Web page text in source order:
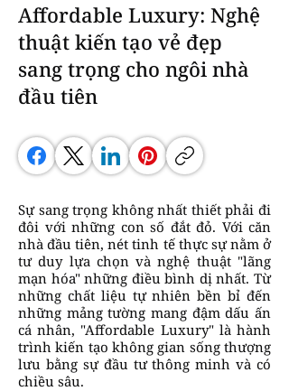
Affordable Luxury: Nghệ
thuật kiến tạo vẻ đẹp
sang trọng cho ngôi nhà
đầu tiên
Sự sang trọng không nhất thiết phải đi
đôi với những con số đắt đỏ. Với căn
nhà đầu tiên, nét tinh tế thực sự nằm ở
tư duy lựa chọn và nghệ thuật "lãng
mạn hóa" những điều bình dị nhất. Từ
những chất liệu tự nhiên bền bỉ đến
những mảng tường mang đậm dấu ấn
cá nhân, "Affordable Luxury" là hành
trình kiến tạo không gian sống thượng
lưu bằng sự đầu tư thông minh và có
chiều sâu.